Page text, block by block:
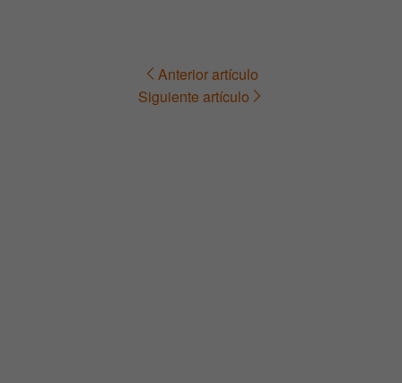
Navegación Anterior artículo
Siguiente artículo